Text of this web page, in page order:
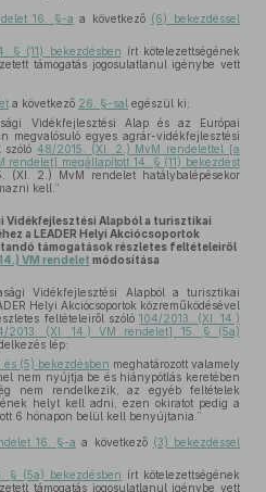
16. §-a a következő (6) bekezdéssel
§ (11) bekezdésben írt kötelezettségének
támogatás jogosulatlanul igénybe vett
a következő 26. §-sal egészül ki:
Vidékfejlesztési Alap és az Európai
megvalósuló egyes agrár-vidékfejlesztési
szóló48/2015. (XI. 2.) MvM rendelettel [a
megállapított 14. § (11) bekezdést
(XI. 2.) MvM rendelet hatálybalépésekor
kell.”
Vidékfejlesztési Alapból a turisztikai
a LEADER Helyi Akciócsoportok
támogatások részletes feltételeiről
VM rendelet módosítása
Vidékfejlesztési Alapból a turisztikai
Helyi Akciócsoportok közreműködésével
feltételeiről szóló104/2013. (XI. 14.)
2013. (XI. 14.) VM rendelet] 15. § (5a)
lép:
és (5) bekezdésben meghatározott valamely
nem nyújtja be és hiánypótlás keretében
nem rendelkezik, az egyéb feltételek
helyt kell adni, ezen okiratot pedig a
6 hónapon belül kell benyújtania.”
16. §-a a következő (3) bekezdéssel
§ (5a) bekezdésben írt kötelezettségének
támogatás jogosulatlanul igénybe vett